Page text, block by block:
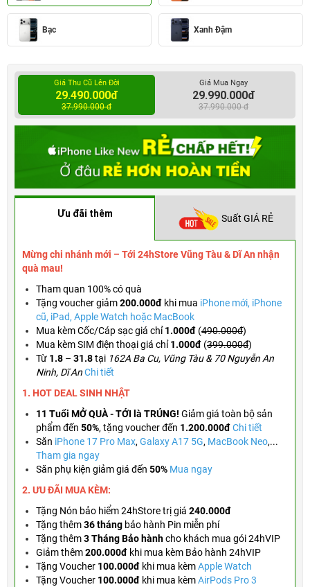
Bạc Xanh Đậm
Giá Thu Cũ Lên Đời
29.490.000đ
37.990.000 đ
Giá Mua Ngay
29.990.000đ
37.990.000 đ
Ưu đãi thêm Suất GIÁ RẺ
Mừng chi nhánh mới – Tới 24hStore Vũng Tàu & Dĩ An nhận
quà mau!
Tham quan 100% có quà
Tặng vouchergiảm200.000đ khi mua iPhone mới, iPhone
cũ, iPad, Apple Watch hoặc MacBook
Mua kèm Cốc/Cáp sạc giá chỉ1.000đ (490.000đ)
Mua kèm SIM điện thoại giá chỉ1.000đ (399.000đ)
Từ 1.8 – 31.8tại 162A Ba Cu, Vũng Tàu & 70 Nguyễn An
Ninh, Dĩ AnChi tiết
1. HOT DEAL SINH NHẬT
11 Tuổi MỞ QUÀ - TỚI là TRÚNG! Giảm giá toàn bộ sản
phẩm đến 50%,tặng voucher đến 1.200.000đChi tiết
Săn iPhone 17 Pro Max,Galaxy A17 5G, MacBook Neo,...
Tham gia ngay
Săn phụ kiện giảm giá đến 50% Mua ngay
2. ƯU ĐÃI MUA KÈM:
Tặng Nón bảo hiểm 24hStore trị giá 240.000đ
Tặng thêm36 tháng bảo hành Pin miễn phí
Tặng thêm3 Tháng Bảo hànhcho khách mua gói 24hVIP
Giảm thêm200.000đ khi mua kèm Bảo hành 24hVIP
Tặng Voucher 100.000đ khi mua kèmApple Watch
Tặng Voucher 100.000đ khi mua kèmAirPods Pro 3